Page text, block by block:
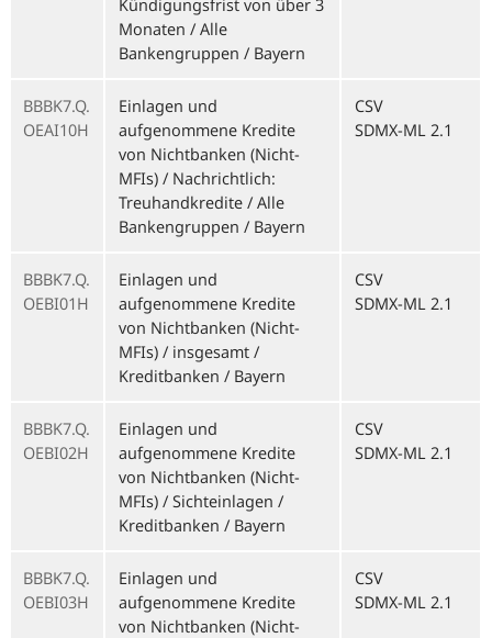
Kündigungsfrist von über 3
Monaten / Alle
Bankengruppen / Bayern
BBBK7.Q.
OEAI10H
Einlagen und
aufgenommene Kredite
von Nichtbanken (Nicht-
MFIs) / Nachrichtlich:
Treuhandkredite / Alle
Bankengruppen / Bayern
CSV
SDMX-ML 2.1
BBBK7.Q.
OEBI01H
Einlagen und
aufgenommene Kredite
von Nichtbanken (Nicht-
MFIs) / insgesamt /
Kreditbanken / Bayern
CSV
SDMX-ML 2.1
BBBK7.Q.
OEBI02H
Einlagen und
aufgenommene Kredite
von Nichtbanken (Nicht-
MFIs) / Sichteinlagen /
Kreditbanken / Bayern
CSV
SDMX-ML 2.1
BBBK7.Q.
OEBI03H
Einlagen und
aufgenommene Kredite
von Nichtbanken (Nicht-
CSV
SDMX-ML 2.1